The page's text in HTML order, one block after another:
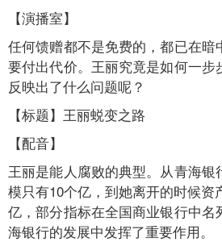
【演播室】
任何馈赠都不是免费的，都已在
要付出代价。王丽究竟是如何一步
反映出了什么问题呢？
【标题】王丽蜕变之路
【配音】
王丽是能人腐败的典型。从青海
模只有10个亿，到她离开的时候资
亿，部分指标在全国商业银行中
海银行的发展中发挥了重要作用。